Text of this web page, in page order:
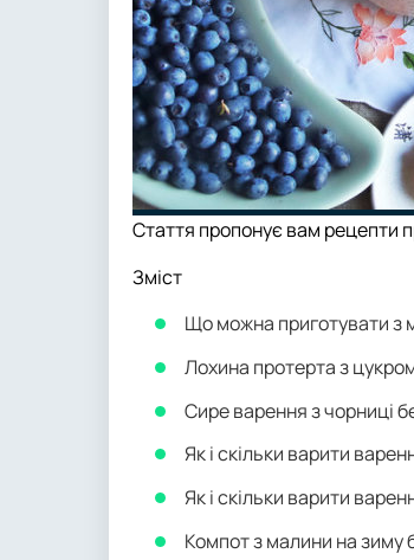
Стаття пропонує вам рецепти
Зміст
Що можна приготувати з
Лохина протерта з
Сире варення з чорниці
Як і скільки варити
Як і скільки варити
Компот з малини на зиму